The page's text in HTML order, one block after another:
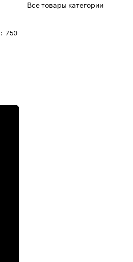
: 750
Все товары категории